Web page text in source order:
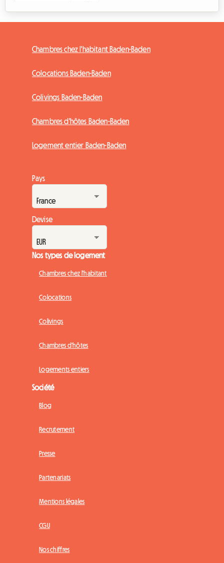
Chambres chez l'habitant Baden-Baden
Colocations Baden-Baden
Colivings Baden-Baden
Chambres d'hôtes Baden-Baden
Logement entier Baden-Baden
Pays
Devise
Nos types de logement
Chambres chez l'habitant
Colocations
Colivings
Chambres d'hôtes
Logements entiers
Société
Blog
Recrutement
Presse
Partenariats
Mentions légales
CGU
Nos chiffres